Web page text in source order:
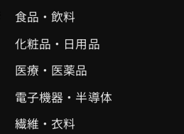
食品・飲料
化粧品・日用品
医療・医薬品
電子機器・半導体
繊維・衣料